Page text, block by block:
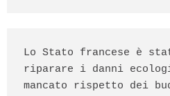
Lo Stato francese è
riparare i danni
mancato rispetto dei